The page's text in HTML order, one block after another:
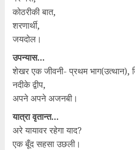
कोठरीकी बात,
शरणार्थी,
जयदोल।
उपन्यास…
शेखर एक जीवनी- प्रथम भाग(उत्थान),
नदीके द्वीप,
अपने अपने अजनबी।
यात्रा वृतान्त…
अरे यायावर रहेगा याद?
एक बूँद सहसा उछली।